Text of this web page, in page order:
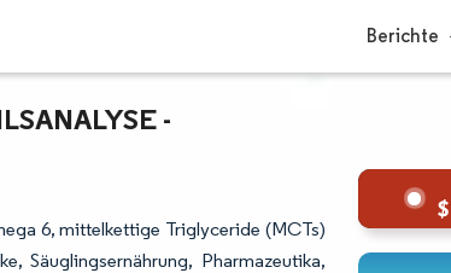
Berichte
- W
6, mittelkettige Triglyceride (MCTs)
Säuglingsernährung, Pharmazeutika,